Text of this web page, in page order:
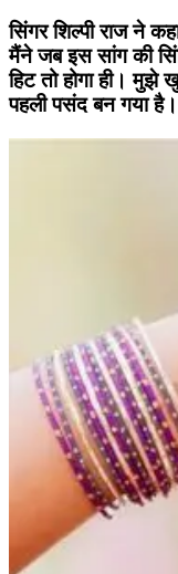
सिंगर शिल्पी राज ने
मैंने जब इस सांग की
हिट तो होगा ही। मुझे
पहली पसंद बन गया